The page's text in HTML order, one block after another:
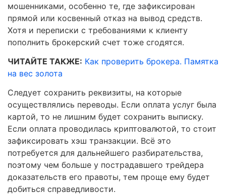
мошенниками, особенно те, где зафиксирован
прямой или косвенный отказ на вывод средств.
Хотя и переписки с требованиями к клиенту
пополнить брокерский счет тоже сгодятся.
ЧИТАЙТЕ ТАКЖЕ: Как проверить брокера. Памятка
на вес золота
Следует сохранить реквизиты, на которые
осуществлялись переводы. Если оплата услуг была
картой, то не лишним будет сохранить выписку.
Если оплата проводилась криптовалютой, то стоит
зафиксировать хэш транзакции. Всё это
потребуется для дальнейшего разбирательства,
поэтому чем больше у пострадавшего трейдера
доказательств его правоты, тем проще ему будет
добиться справедливости.